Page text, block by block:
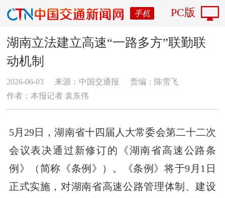
手机 PC版
湖南立法建立高速“一路多方”联勤联
动机制
2026-06-03 来源：中国交通报
责编：陈雪飞
作者：本报记者 袁东伟
5月29日，湖南省十四届人大常委会第二十二次
会议表决通过新修订的《湖南省高速公路条
例》（简称《条例》）。《条例》将于9月1日
正式实施，对湖南省高速公路管理体制、建设